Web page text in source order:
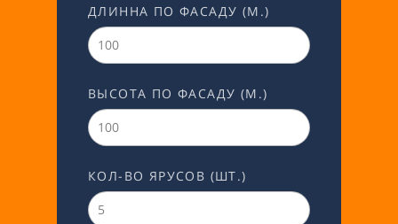
ДЛИННА ПО ФАСАДУ (М.)
ВЫСОТА ПО ФАСАДУ (М.)
КОЛ-ВО ЯРУСОВ (ШТ.)